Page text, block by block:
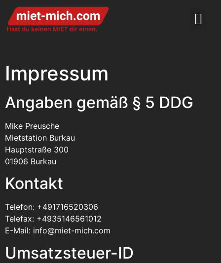
Impressum
Angaben gemäß § 5 DDG
Mike Preusche
Mietstation Burkau
Hauptstraße 300
01906 Burkau
Kontakt
Telefon: +491716520306
Telefax: +4935146561012
E-Mail: info@miet-mich.com
Umsatzsteuer-ID